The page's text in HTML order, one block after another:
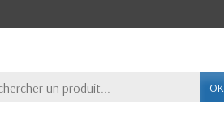
OK